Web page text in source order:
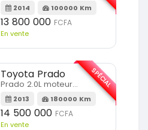
2014 100000 Km
13 800 000 FCFA
En vente
Toyota Prado
Prado 2.0L moteur d4d
2013 180000 Km
14 500 000 FCFA
En vente
SPÉCIAL